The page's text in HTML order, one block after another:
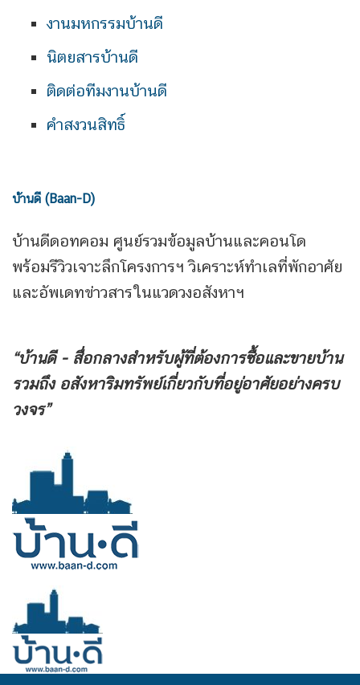
งานมหกรรมบ้านดี
นิตยสารบ้านดี
ติดต่อทีมงานบ้านดี
คำสงวนสิทธิ์
บ้านดี (Baan-D)
บ้านดีดอทคอม ศูนย์รวมข้อมูลบ้านและคอนโด
พร้อมรีวิวเจาะลึกโครงการฯ วิเคราะห์ทำเลที่พักอาศัย
และอัพเดทข่าวสารในแวดวงอสังหาฯ
“บ้านดี - สื่อกลางสำหรับผู้ที่ต้องการซื้อและขายบ้าน
รวมถึง อสังหาริมทรัพย์เกี่ยวกับที่อยู่อาศัยอย่างครบ
วงจร”